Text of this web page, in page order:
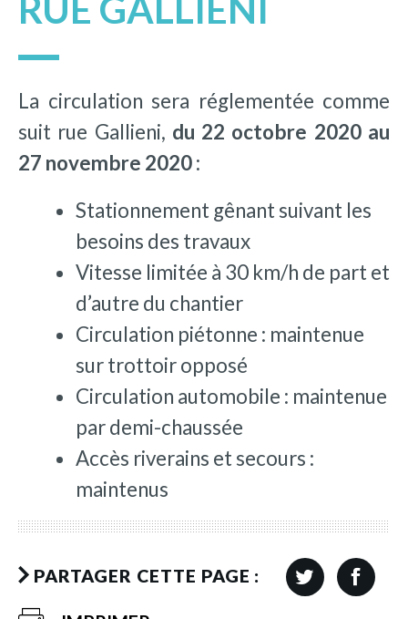
RUE GALLIENI
La circulation sera réglementée comme
suit rue Gallieni, du 22 octobre 2020 au
27 novembre 2020 :
Stationnement gênant suivant les
besoins des travaux
Vitesse limitée à 30 km/h de part et
d’autre du chantier
Circulation piétonne : maintenue
sur trottoir opposé
Circulation automobile : maintenue
par demi-chaussée
Accès riverains et secours :
maintenus
PARTAGER CETTE PAGE :